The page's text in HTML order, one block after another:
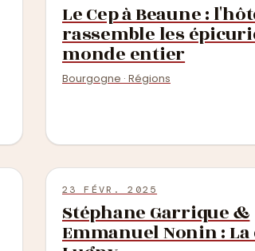
Le Cep à Beaune :
rassemble les
monde entier
Bourgogne · Régions
23 FÉVR. 2025
Stéphane Garrique &
Emmanuel Nonin : La